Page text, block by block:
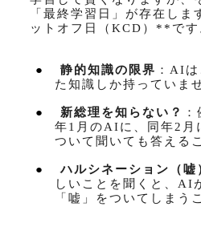
「最終学習日」が存在しま
ットオフ日（ KCD ） ** です
● 静的知識の限界 ： AI
た知識しか持っていま
● 新総理を知らない？
年1 月のAIに、同年2 月
ついて聞いても答える
● ハルシネーション（嘘
しいことを聞くと、 AI
「嘘」をついてしまう